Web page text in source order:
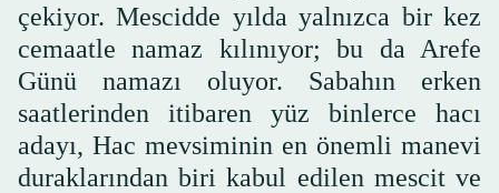
çekiyor. Mescidde yılda yalnızca bir kez
cemaatle namaz kılınıyor; bu da Arefe
Günü namazı oluyor. Sabahın erken
saatlerinden itibaren yüz binlerce hacı
adayı, Hac mevsiminin en önemli manevi
duraklarından biri kabul edilen mescit ve